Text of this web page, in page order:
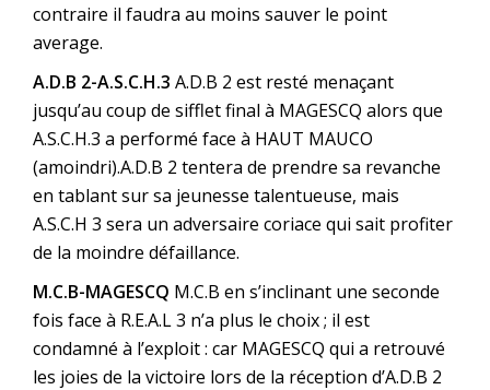
contraire il faudra au moins sauver le point
average.
A.D.B 2-A.S.C.H.3 A.D.B 2 est resté menaçant
jusqu’au coup de sifflet final à MAGESCQ alors que
A.S.C.H.3 a performé face à HAUT MAUCO
(amoindri).A.D.B 2 tentera de prendre sa revanche
en tablant sur sa jeunesse talentueuse, mais
A.S.C.H 3 sera un adversaire coriace qui sait profiter
de la moindre défaillance.
M.C.B-MAGESCQ M.C.B en s’inclinant une seconde
fois face à R.E.A.L 3 n’a plus le choix ; il est
condamné à l’exploit : car MAGESCQ qui a retrouvé
les joies de la victoire lors de la réception d’A.D.B 2